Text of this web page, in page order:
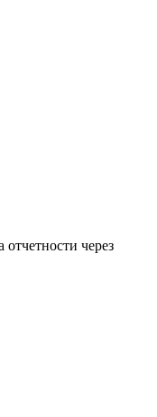
отчетности через